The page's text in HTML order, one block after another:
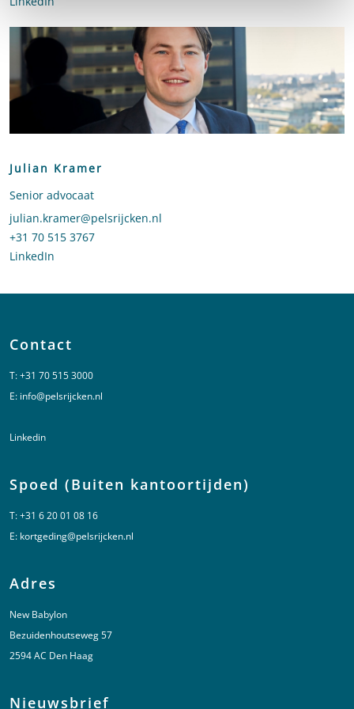
Julian Kramer
Senior advocaat
Stuur een e-mail naar Julian Kramer
julian.kramer@pelsrijcken.nl
Bel naar Julian Kramer
+31 70 515 3767
LinkedIn
Contact
T:+31 70 515 3000
E: info@pelsrijcken.nl
Linkedin
Spoed (Buiten kantoortijden)
T:+31 6 20 01 08 16
E: kortgeding@pelsrijcken.nl
Adres
New Babylon
Bezuidenhoutseweg 57
2594 AC Den Haag
Nieuwsbrief